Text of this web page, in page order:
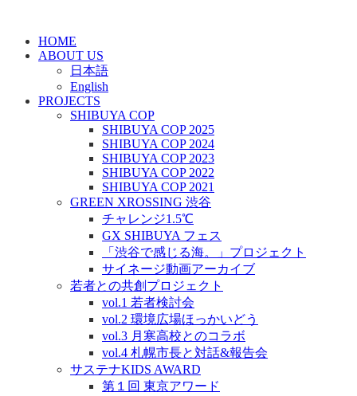
HOME
ABOUT US
日本語
English
PROJECTS
SHIBUYA COP
SHIBUYA COP 2025
SHIBUYA COP 2024
SHIBUYA COP 2023
SHIBUYA COP 2022
SHIBUYA COP 2021
GREEN XROSSING 渋谷
チャレンジ1.5℃
GX SHIBUYA フェス
「渋谷で感じる海。」プロジェクト
サイネージ動画アーカイブ
若者との共創プロジェクト
vol.1 若者検討会
vol.2 環境広場ほっかいどう
vol.3 月寒高校とのコラボ
vol.4 札幌市長と対話&報告会
サステナKIDS AWARD
第１回 東京アワード